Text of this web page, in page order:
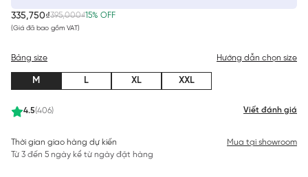
335,750₫395,000₫15% OFF
(Giá đã bao gồm VAT)
4.5(406) Viết đánh giá
Bảng size Hướng dẫn chọn size
M L XL XXL
Thời gian giao hàng dự kiến
Từ 3 đến 5 ngày kể từ ngày đặt hàng
Mua tại showroom